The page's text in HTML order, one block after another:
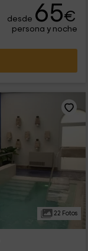
desde 65€
persona y noche
22 Fotos